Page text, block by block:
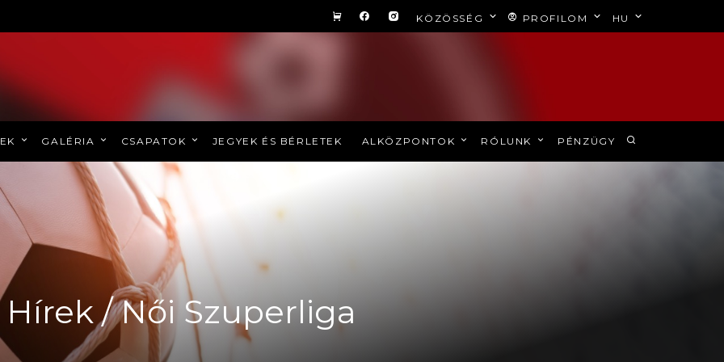
KÖZÖSSÉG PROFILOM HU
GALÉRIA CSAPATOK JEGYEK ÉS BÉRLETEK ALKÖZPONTOK RÓLUNK PÉNZÜGY
Hírek / Női Szuperliga